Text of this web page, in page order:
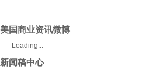
美国商业资讯微博
Loading...
新闻稿中心